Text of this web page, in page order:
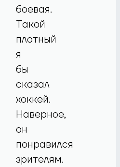
боевая.
Такой
плотный
я
бы
сказал
хоккей.
Наверное,
он
понравился
зрителям.